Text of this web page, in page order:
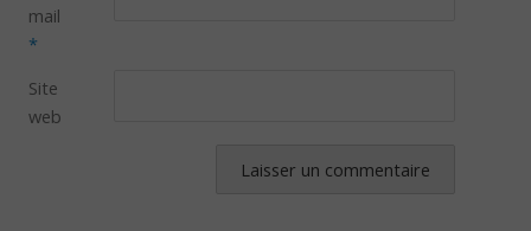
mail
*
Site
web